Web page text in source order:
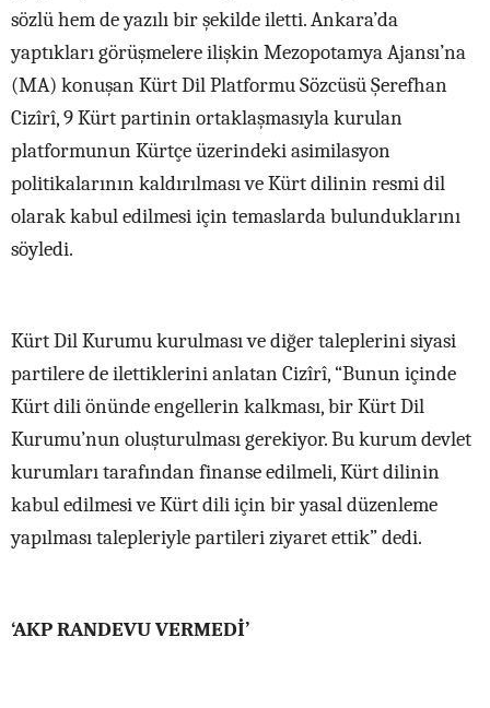
sözlü hem de yazılı bir şekilde iletti. Ankara’da
yaptıkları görüşmelere ilişkin Mezopotamya Ajansı’na
(MA) konuşan Kürt Dil Platformu Sözcüsü Şerefhan
Cizîrî, 9 Kürt partinin ortaklaşmasıyla kurulan
platformunun Kürtçe üzerindeki asimilasyon
politikalarının kaldırılması ve Kürt dilinin resmi dil
olarak kabul edilmesi için temaslarda bulunduklarını
söyledi.
Kürt Dil Kurumu kurulması ve diğer taleplerini siyasi
partilere de ilettiklerini anlatan Cizîrî, “Bunun içinde
Kürt dili önünde engellerin kalkması, bir Kürt Dil
Kurumu’nun oluşturulması gerekiyor. Bu kurum devlet
kurumları tarafından finanse edilmeli, Kürt dilinin
kabul edilmesi ve Kürt dili için bir yasal düzenleme
yapılması talepleriyle partileri ziyaret ettik” dedi.
‘AKP RANDEVU VERMEDİ’